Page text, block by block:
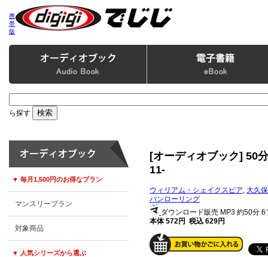
携
帯
版
ら探す
▼ 毎月1,500円のお得なプラン
マンスリープラン
対象商品
▼ 人気シリーズから選ぶ
[オーディオブック] 50
11-
ウィリアム・シェイクスピア, 大久
パンローリング
ダウンロード販売 MP3 約50分 6
本体 572円 税込 629円